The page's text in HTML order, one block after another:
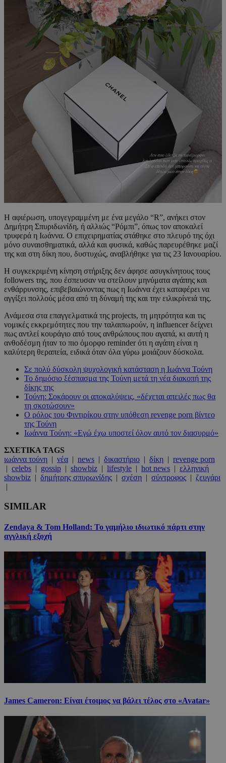
Η αφιέρωση, υπογεγραμμένη με ένα μεγάλο “R”, ανήκει στον
Δημήτρη Σπυριδωνίδη, ή αλλιώς “Ρόμπι”, όπως τον αποκαλεί
τρυφερά η Ιωάννα. Ο επιχειρηματίας στάθηκε στο πλευρό της όχι
μόνο συναισθηματικά, αλλά και φυσικά, καθώς παρευρέθηκε μαζί
της και στη δίκη που, δυστυχώς, αναβλήθηκε για τις 23 Ιανουαρίου.
Η συγκεκριμένη κίνηση στήριξης δεν άφησε ασυγκίνητους τους
followers της, που έσπευσαν να στείλουν μηνύματα αγάπης και
ενθάρρυνσης, επιβεβαιώνοντας πως η Ιωάννα έχει καταφέρει να
αγγίξει πολλούς μέσα από τη δύναμή της και την ειλικρίνειά της.
Ανάμεσα στα επαγγελματικά της projects, τη μητρότητα και τις
νομικές εκκρεμότητες που την ταλαιπωρούν, η influencer δείχνει
πως αντλεί κουράγιο από τους ανθρώπους που αγαπά, κι αυτή η
ανθοδέσμη ήταν το πιο όμορφο reminder ότι η αγάπη είναι η
καλύτερη θεραπεία, ειδικά όταν όλα γύρω μοιάζουν δύσκολα.
Σε πολύ δύσκολη ψυχολογική κατάσταση η Ιωάννα Τούνη
Το δημόσιο ξέσπασμα της Τούνη μετά τη νέα διακοπή της
δίκης της
Τούνη: Σοκάρουν οι αποκαλύψεις, «δέχεται απειλές πως θα
τη σκοτώσουν»
Ο ρόλος του Φιντιρίκου στην υπόθεση revenge porn βίντεο
της Τούνη
Ιωάννα Τούνη: «Εγώ έχω υποστεί όλον αυτό τον διασυρμό»
ΣΧΕΤΙΚΑ TAGS
ιωάννα τούνη | νέα | news | δικαστήριο | δίκη | revenge porn
| celebs | gossip | showbiz | lifestyle | hot news | ελληνική
showbiz | δημήτρης σπυρωνίδης | σχέση | σύντροφος | ζευγάρι
|
SIMILAR
Zendaya & Tom Holland: Το γαμήλιο ιδιωτικό πάρτι στην
αγγλική εξοχή
James Cameron: Είναι έτοιμος να βάλει τέλος στο «Avatar»